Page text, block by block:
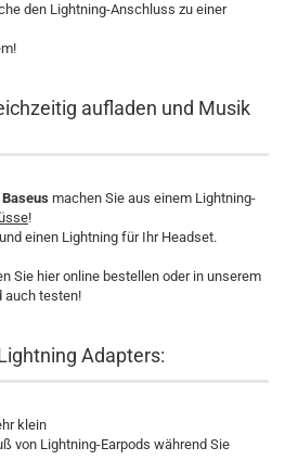
den Lightning-Anschluss zu einer
aufladen und Musik
machen Sie aus einem Lightning-
!
einen Lightning für Ihr Headset.
Sie hier online bestellen oder in unserem
auch testen!
Adapters:
klein
von Lightning-Earpods während Sie